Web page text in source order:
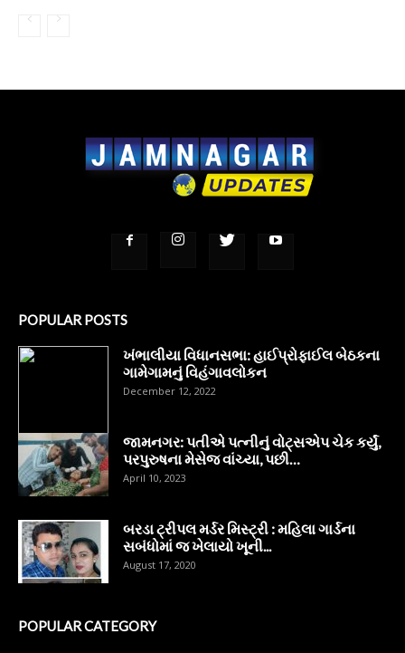
POPULAR POSTS
ખંભાલીયા વિધાનસભા: હાઈપ્રોફાઈલ બેઠકના
ગામેગામનું વિહંગાવલોકન
December 12, 2022
જામનગર: પતીએ પત્નીનું વોટ્સએપ ચેક કર્યું,
પરપુરુષના મેસેજ વાંચ્યા, પછી…
April 10, 2023
બરડા ટ્રીપલ મર્ડર મિસ્ટ્રી : મહિલા ગાર્ડના
સબંધોમાં જ ખેલાયો ખૂની...
August 17, 2020
POPULAR CATEGORY